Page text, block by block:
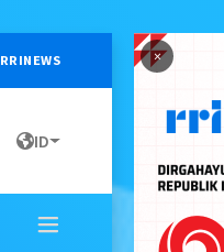
×
RRINEWS
ID